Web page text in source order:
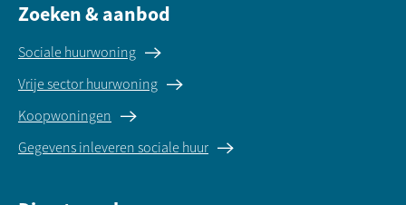
Zoeken & aanbod
Sociale huurwoning
Vrije sector huurwoning
Koopwoningen
Gegevens inleveren sociale huur